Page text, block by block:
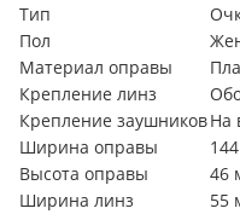
Тип
Пол
Материал оправы
Крепление линз
Крепление заушниковНа
Ширина оправы
Высота оправы
46
Ширина линз
55